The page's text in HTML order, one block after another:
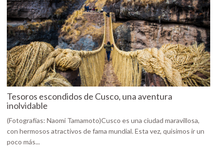
Tesoros escondidos de Cusco, una aventura
inolvidable
(Fotografías: Naomi Tamamoto)Cusco es una ciudad maravillosa,
con hermosos atractivos de fama mundial. Esta vez, quisimos ir un
poco más...